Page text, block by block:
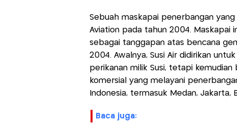
Sebuah maskapai penerbangan
Aviation pada tahun 2004. Maskapai
sebagai tanggapan atas bencana
2004. Awalnya, Susi Air didirikan
perikanan milik Susi, tetapi
komersial yang melayani
Indonesia, termasuk Medan, Jakarta,
baca juga: